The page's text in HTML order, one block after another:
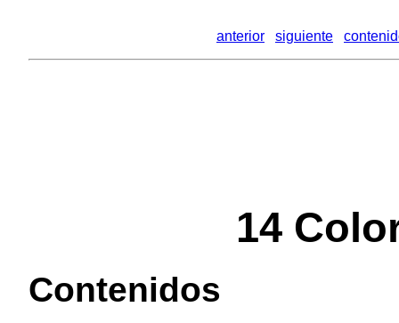
anterior siguiente
14
Contenidos